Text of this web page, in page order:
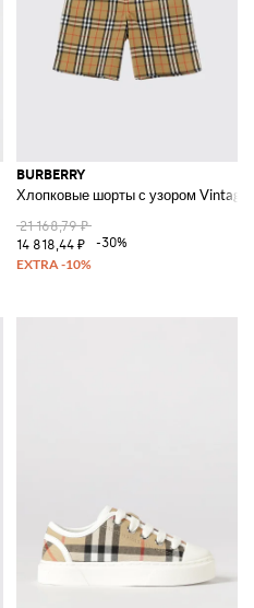
BURBERRY
Хлопковые шорты с узором Vintage
21 168,79 ₽
14 818,44 ₽
-30%